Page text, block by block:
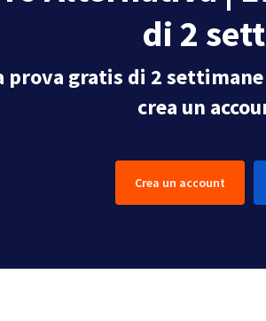
di 2
prova gratis di 2
crea un
Crea un account